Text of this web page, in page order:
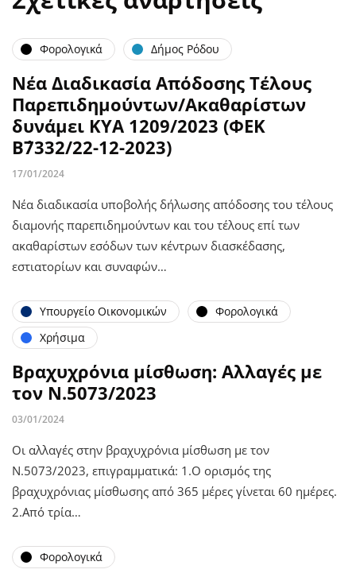
Φορολογικά Δήμος Ρόδου
Νέα Διαδικασία Απόδοσης Τέλους
Παρεπιδημούντων/Ακαθαρίστων
δυνάμει ΚΥΑ 1209/2023 (ΦΕΚ
Β΄7332/22-12-2023)
17/01/2024
Νέα διαδικασία υποβολής δήλωσης απόδοσης του τέλους
διαμονής παρεπιδημούντων και του τέλους επί των
ακαθαρίστων εσόδων των κέντρων διασκέδασης,
εστιατορίων και συναφών…
Υπουργείο Οικονομικών
Φορολογικά
Χρήσιμα
Βραχυχρόνια μίσθωση: Αλλαγές με
τον Ν.5073/2023
03/01/2024
Οι αλλαγές στην βραχυχρόνια μίσθωση με τον
Ν.5073/2023, επιγραμματικά: 1.Ο ορισμός της
βραχυχρόνιας μίσθωσης από 365 μέρες γίνεται 60 ημέρες.
2.Από τρία…
Φορολογικά